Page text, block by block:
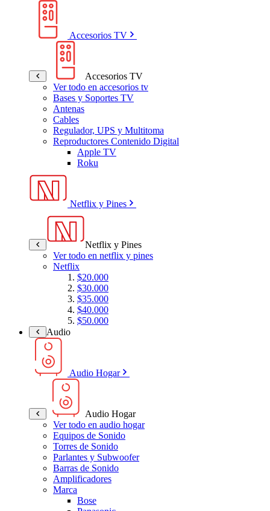
Accesorios TV
Accesorios TV
Ver todo en accesorios tv
Bases y Soportes TV
Antenas
Cables
Regulador, UPS y Multitoma
Reproductores Contenido Digital
Apple TV
Roku
Netflix y Pines
Netflix y Pines
Ver todo en netflix y pines
Netflix
$20.000
$30.000
$35.000
$40.000
$50.000
Audio
Audio Hogar
Audio Hogar
Ver todo en audio hogar
Equipos de Sonido
Torres de Sonido
Parlantes y Subwoofer
Barras de Sonido
Amplificadores
Marca
Bose